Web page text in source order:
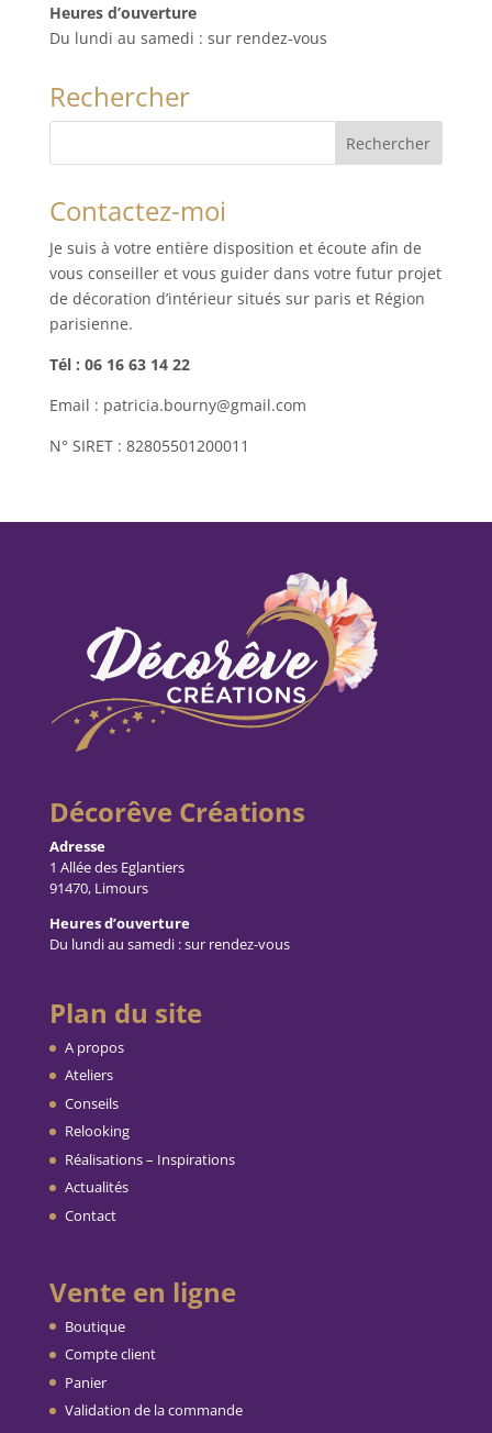
Heures d’ouverture
Du lundi au samedi : sur rendez-vous
Rechercher
Contactez-moi
Je suis à votre entière disposition et écoute afin de
vous conseiller et vous guider dans votre futur projet
de décoration d’intérieur situés sur paris et Région
parisienne.
Tél : 06 16 63 14 22
Email : patricia.bourny@gmail.com
N° SIRET : 82805501200011
Décorêve Créations
Adresse
1 Allée des Eglantiers
91470, Limours
Heures d’ouverture
Du lundi au samedi : sur rendez-vous
Plan du site
A propos
Ateliers
Conseils
Relooking
Réalisations – Inspirations
Actualités
Contact
Vente en ligne
Boutique
Compte client
Panier
Validation de la commande